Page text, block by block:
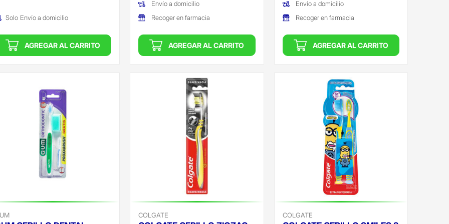
Solo Envío a domicilio
AGREGAR AL CARRITO
Envío a domicilio
Recoger en farmacia
AGREGAR AL CARRITO
Envío a domicilio
Recoger en farmacia
AGREGAR AL CARRITO
COLGATE COLGATE